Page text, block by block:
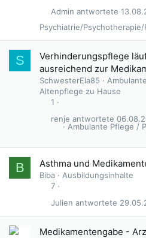
Psychiatrie/
Admin
S
Verhinderungspflege
ausreichend zur
SchwesterEla85
Altenpflege zu Hause
1
Ambulante Pflege /
renje
B Asthma und
Biba
Ausbildungsinhalte
7
Julien
Medikamentengabe -